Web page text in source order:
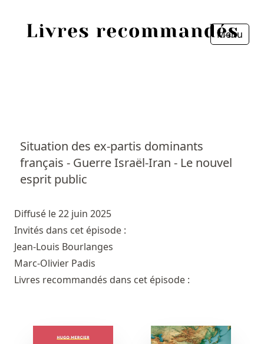
Menu
Situation des ex-partis dominants
français - Guerre Israël-Iran - Le nouvel
esprit public
Diffusé le 22 juin 2025
Invités dans cet épisode :
Jean-Louis Bourlanges
Marc-Olivier Padis
Livres recommandés dans cet épisode :
Personnes
Livres les plus recommandés
Prix littéraires
Fermer